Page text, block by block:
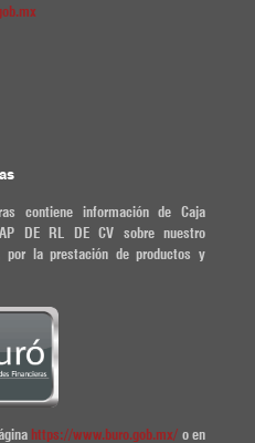
contiene información de Caja
DE RL DE CV sobre nuestro
por la prestación de productos y
https://www.buro.gob.mx/ o en